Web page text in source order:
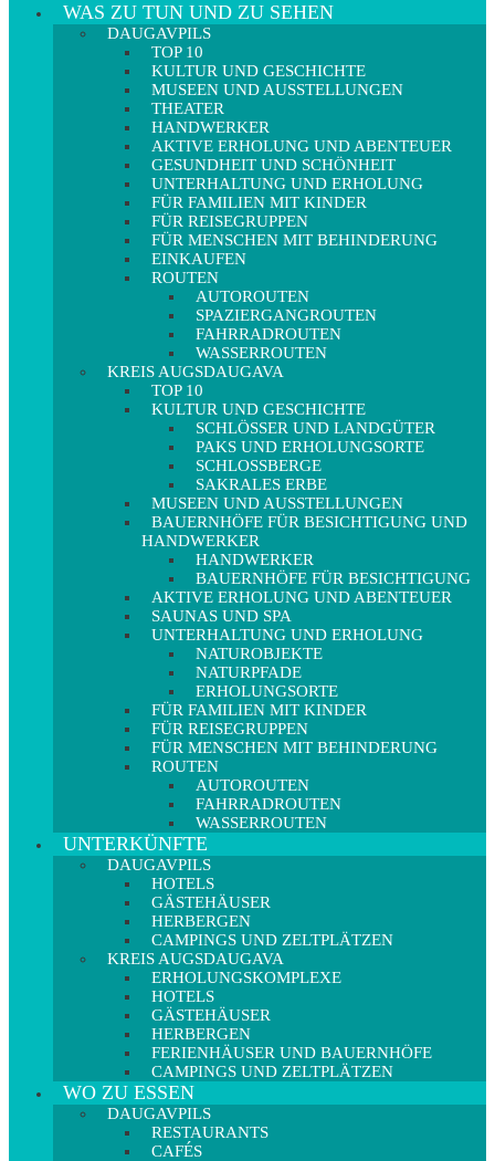
WAS ZU TUN UND ZU SEHEN
DAUGAVPILS
TOP 10
KULTUR UND GESCHICHTE
MUSEEN UND AUSSTELLUNGEN
THEATER
HANDWERKER
AKTIVE ERHOLUNG UND ABENTEUER
GESUNDHEIT UND SCHÖNHEIT
UNTERHALTUNG UND ERHOLUNG
FÜR FAMILIEN MIT KINDER
FÜR REISEGRUPPEN
FÜR MENSCHEN MIT BEHINDERUNG
EINKAUFEN
ROUTEN
AUTOROUTEN
SPAZIERGANGROUTEN
FAHRRADROUTEN
WASSERROUTEN
KREIS AUGSDAUGAVA
TOP 10
KULTUR UND GESCHICHTE
SCHLÖSSER UND LANDGÜTER
PAKS UND ERHOLUNGSORTE
SCHLOSSBERGE
SAKRALES ERBE
MUSEEN UND AUSSTELLUNGEN
BAUERNHÖFE FÜR BESICHTIGUNG UND
HANDWERKER
HANDWERKER
BAUERNHÖFE FÜR BESICHTIGUNG
AKTIVE ERHOLUNG UND ABENTEUER
SAUNAS UND SPA
UNTERHALTUNG UND ERHOLUNG
NATUROBJEKTE
NATURPFADE
ERHOLUNGSORTE
FÜR FAMILIEN MIT KINDER
FÜR REISEGRUPPEN
FÜR MENSCHEN MIT BEHINDERUNG
ROUTEN
AUTOROUTEN
FAHRRADROUTEN
WASSERROUTEN
UNTERKÜNFTE
DAUGAVPILS
HOTELS
GÄSTEHÄUSER
HERBERGEN
CAMPINGS UND ZELTPLÄTZEN
KREIS AUGSDAUGAVA
ERHOLUNGSKOMPLEXE
HOTELS
GÄSTEHÄUSER
HERBERGEN
FERIENHÄUSER UND BAUERNHÖFE
CAMPINGS UND ZELTPLÄTZEN
WO ZU ESSEN
DAUGAVPILS
RESTAURANTS
CAFÉS